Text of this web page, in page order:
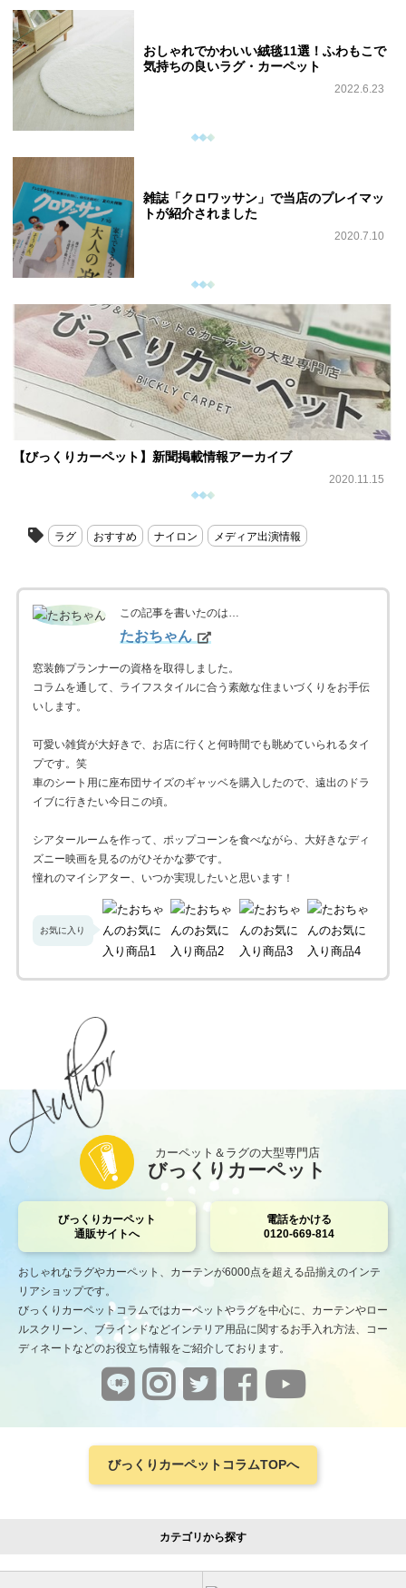
おしゃれでかわいい絨毯11選！ふわもこで
気持ちの良いラグ・カーペット
2022.6.23
雑誌「クロワッサン」で当店のプレイマッ
トが紹介されました
2020.7.10
【びっくりカーペット】新聞掲載情報アーカイブ
2020.11.15
ラグ おすすめ ナイロン メディア出演情報
この記事を書いたのは…
たおちゃん
窓装飾プランナーの資格を取得しました。
コラムを通して、ライフスタイルに合う素敵な住まいづくりをお手伝
いします。
可愛い雑貨が大好きで、お店に行くと何時間でも眺めていられるタイ
プです。笑
車のシート用に座布団サイズのギャッベを購入したので、遠出のドラ
イブに行きたい今日この頃。
シアタールームを作って、ポップコーンを食べながら、大好きなディ
ズニー映画を見るのがひそかな夢です。
憧れのマイシアター、いつか実現したいと思います！
お気に入り
カーペット＆ラグの大型専門店
びっくりカーペット
びっくりカーペット
通販サイトへ
電話をかける
0120-669-814
おしゃれなラグやカーペット、カーテンが6000点を超える品揃えのインテ
リアショップです。
びっくりカーペットコラムではカーペットやラグを中心に、カーテンやロー
ルスクリーン、ブラインドなどインテリア用品に関するお手入れ方法、コー
ディネートなどのお役立ち情報をご紹介しております。
びっくりカーペットコラムTOPへ
カテゴリから探す